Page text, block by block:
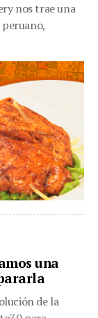
nos trae una
una
de la